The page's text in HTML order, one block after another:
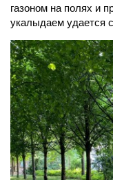
газоном на полях и
укалыдаем удается